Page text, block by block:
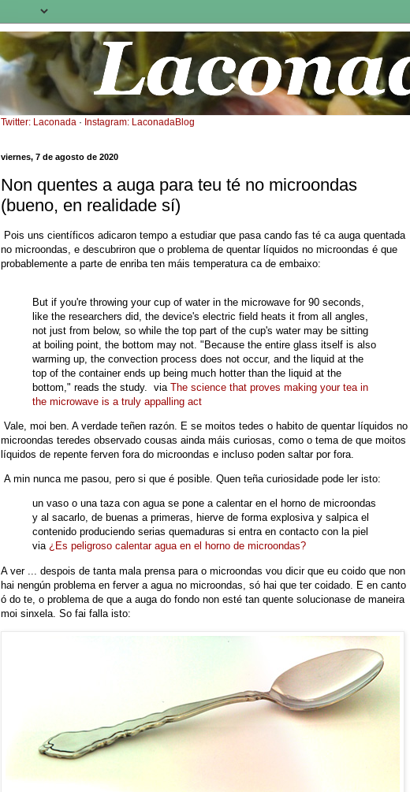
Twitter: Laconada · Instagram: LaconadaBlog
viernes, 7 de agosto de 2020
Non quentes a auga para teu té no microondas
(bueno, en realidade sí)
Pois uns científicos adicaron tempo a estudiar que pasa cando fas té ca auga quentada
no microondas, e descubriron que o problema de quentar líquidos no microondas é que
probablemente a parte de enriba ten máis temperatura ca de embaixo:
But if you're throwing your cup of water in the microwave for 90 seconds,
like the researchers did, the device's electric field heats it from all angles,
not just from below, so while the top part of the cup's water may be sitting
at boiling point, the bottom may not. "Because the entire glass itself is also
warming up, the convection process does not occur, and the liquid at the
top of the container ends up being much hotter than the liquid at the
bottom," reads the study. via The science that proves making your tea in
the microwave is a truly appalling act
Vale, moi ben. A verdade teñen razón. E se moitos tedes o habito de quentar líquidos no
microondas teredes observado cousas ainda máis curiosas, como o tema de que moitos
líquidos de repente ferven fora do microondas e incluso poden saltar por fora.
A min nunca me pasou, pero si que é posible. Quen teña curiosidade pode ler isto:
un vaso o una taza con agua se pone a calentar en el horno de microondas
y al sacarlo, de buenas a primeras, hierve de forma explosiva y salpica el
contenido produciendo serias quemaduras si entra en contacto con la piel
via ¿Es peligroso calentar agua en el horno de microondas?
A ver ... despois de tanta mala prensa para o microondas vou dicir que eu coido que non
hai nengún problema en ferver a agua no microondas, só hai que ter coidado. E en canto
ó do te, o problema de que a auga do fondo non esté tan quente solucionase de maneira
moi sinxela. So fai falla isto: